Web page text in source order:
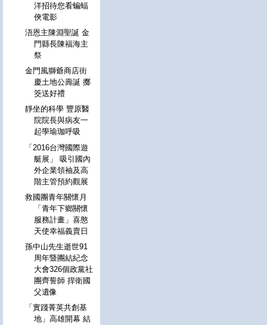
洋招待您看蝙蝠
俠電影
浯恩主陳淵聖誕 金
門縣長陳福海主
祭
金門風獅爺商店街
慶土地公壽誕 擲
筊送好禮
靜坐的科學 豐原醫
院院長與病友一
起學瑜珈呼吸
「2016台灣國際遊
艇展」 吸引國內
外企業領袖及高
階主管預約觀展
救國團青年關懷月
「青年下鄉關懷
服務計畫」喜憨
天使幸福義賣日
孫中山先生逝世91
周年暨團結紀念
大會326個政黨社
團齊誓師 捍衛國
父遺像
「實踐菁英共創基
地」高雄開幕 結